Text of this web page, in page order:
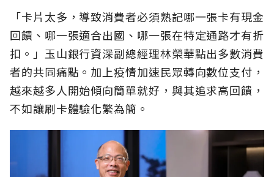
「卡片太多，導致消費者必須熟記哪一張卡有現金
回饋、哪一張適合出國、哪一張在特定通路才有折
扣。」玉山銀行資深副總經理林榮華點出多數消費
者的共同痛點。加上疫情加速民眾轉向數位支付，
越來越多人開始傾向簡單就好，與其追求高回饋，
不如讓刷卡體驗化繁為簡。